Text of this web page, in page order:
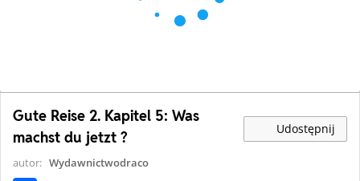
Gute Reise 2. Kapitel 5: Was
machst du jetzt ?
Udostępnij
autor: Wydawnictwodraco